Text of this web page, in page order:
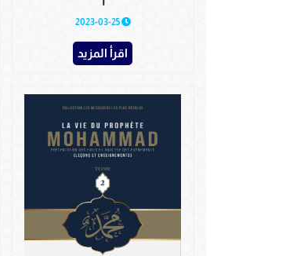
2023-03-25
اقرأ المزيد